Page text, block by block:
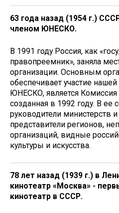
63 года назад (1954 г.)
членом ЮНЕСКО.
В 1991 году Россия, как
правопреемник», заняла
организации. Основным
обеспечивает участие
ЮНЕСКО, является
созданная в 1992 году. В ее
руководители министерств
представители регионов,
организаций, видные
культуры и искусства.
78 лет назад (1939 г.) в
кинотеатр «Москва» -
кинотеатр в СССР.